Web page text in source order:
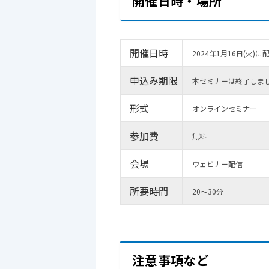
開催日時 2024年1月16日(火)に
申込み期限 本セミナーは終了しま
形式 オンラインセミナー
参加費 無料
会場 ウェビナー配信
所要時間 20～30分
注意事項など